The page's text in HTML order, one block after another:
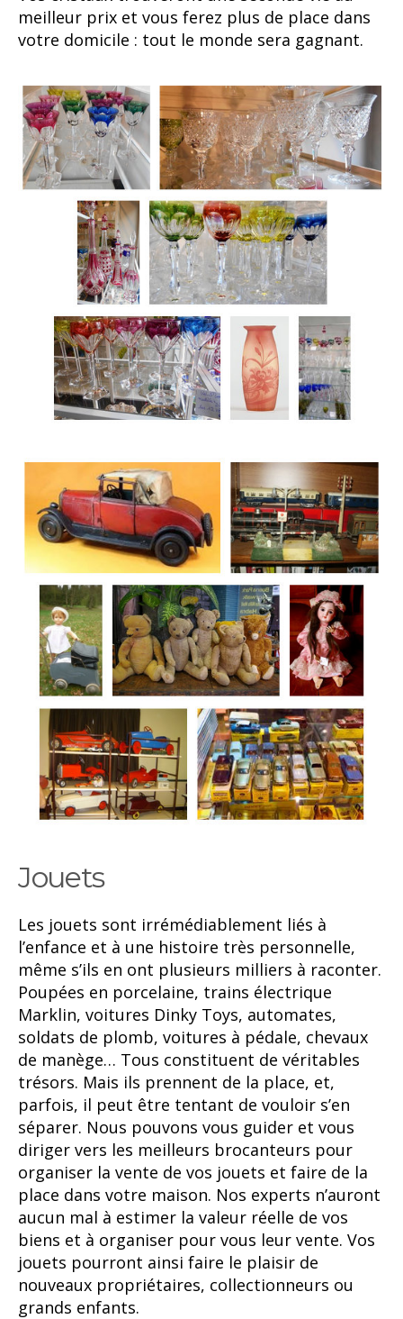
meilleur prix et vous ferez plus de place dans
votre domicile : tout le monde sera gagnant.
Jouets
Les jouets sont irrémédiablement liés à
l’enfance et à une histoire très personnelle,
même s’ils en ont plusieurs milliers à raconter.
Poupées en porcelaine, trains électrique
Marklin, voitures Dinky Toys, automates,
soldats de plomb, voitures à pédale, chevaux
de manège… Tous constituent de véritables
trésors. Mais ils prennent de la place, et,
parfois, il peut être tentant de vouloir s’en
séparer. Nous pouvons vous guider et vous
diriger vers les meilleurs brocanteurs pour
organiser la vente de vos jouets et faire de la
place dans votre maison. Nos experts n’auront
aucun mal à estimer la valeur réelle de vos
biens et à organiser pour vous leur vente. Vos
jouets pourront ainsi faire le plaisir de
nouveaux propriétaires, collectionneurs ou
grands enfants.